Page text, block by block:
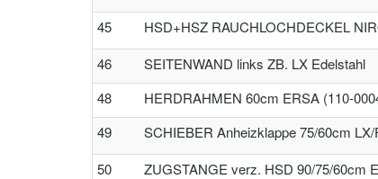
45 HSD+HSZ RAUCHLOCHDECKEL
46 SEITENWAND links ZB. LX Edelstahl
48 HERDRAHMEN 60cm ERSA (110-
49 SCHIEBER Anheizklappe 75/60cm
50 ZUGSTANGE verz. HSD 90/75/60cm